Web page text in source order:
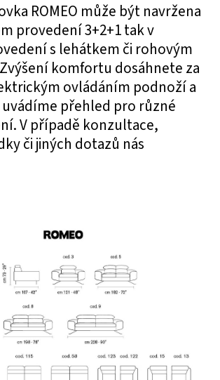
ROMEO může být navržena
provedení 3+2+1 tak v
s lehátkem či rohovým
komfortu dosáhnete za
ovládáním podnoží a
přehled pro různé
V případě konzultace,
či jiných dotazů nás